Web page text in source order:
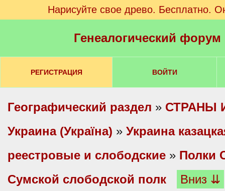
Нарисуйте свое древо. Бесплатно.
Генеалогический
РЕГИСТРАЦИЯ ВОЙТИ
Географический раздел » СТРАНЫ
Украина (Україна) » Украина
реестровые и слободские » Полки
Сумской слободской полк
Вниз ⇊